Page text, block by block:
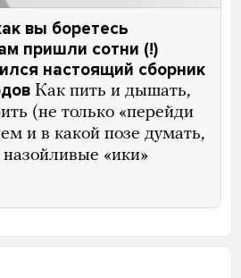
вы боретесь
пришли сотни (!)
настоящий сборник
Как пить и дышать,
(не только «перейди
и в какой позе думать,
«ики»